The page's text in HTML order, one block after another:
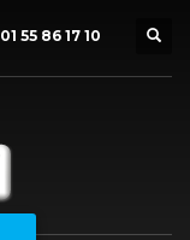
01 55 86 17 10